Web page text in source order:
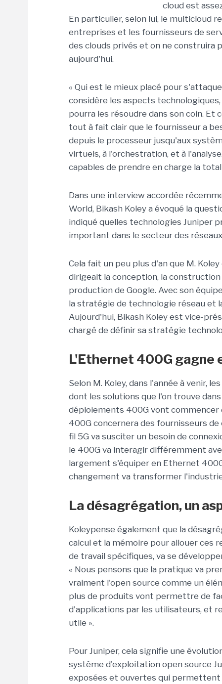
cloud est
En particulier, selon lui, le multicloud
entreprises et les fournisseurs de
des clouds privés et on ne construira
aujourd'hui.
« Qui est le mieux placé pour
considère les aspects
pourra les résoudre dans son coin. Et
tout à fait clair que le fournisseur a
depuis le processeur jusqu'aux
virtuels, à l'orchestration, et à
capables de prendre en charge la
Dans une interview accordée
World, Bikash Koley a évoqué la
indiqué quelles technologies Juniper
important dans le secteur des
Cela fait un peu plus d'an que M.
dirigeait la conception, la
production de Google. Avec son
la stratégie de technologie réseau et
Aujourd'hui, Bikash Koley est vice-
chargé de définir sa stratégie
L'Ethernet 400G gagne
Selon M. Koley, dans l'année à venir,
dont les solutions que l'on trouve
déploiements 400G vont commencer
400G concernera des fournisseurs de
fil 5G va susciter un besoin de
le 400G va interagir différemment
largement s'équiper en Ethernet
changement va transformer
La désagrégation, un
Koleypense également que la
calcul et la mémoire pour allouer ces
de travail spécifiques, va se
« Nous pensons que la pratique va
vraiment l'open source comme un
plus de produits vont permettre de
d'applications par les utilisateurs, et
utile ».
Pour Juniper, cela signifie une
système d'exploitation open source
exposées et ouvertes qui permettent